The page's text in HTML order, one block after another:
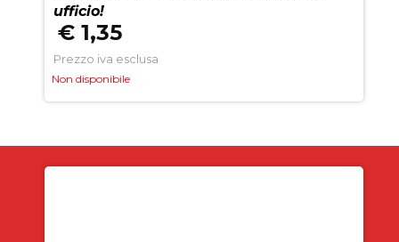
€ 1,35
Prezzo iva esclusa
Non disponibile
ufficio!